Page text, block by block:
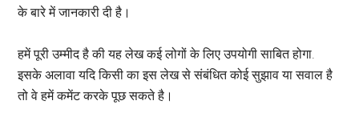
के बारे में जानकारी दी है।
हमें पूरी उम्मीद है की यह लेख कई लोगों के लिए उपयोगी साबित होगा.
इसके अलावा यदि किसी का इस लेख से संबंधित कोई सुझाव या सवाल है
तो वे हमें कमेंट करके पूछ सकते है।